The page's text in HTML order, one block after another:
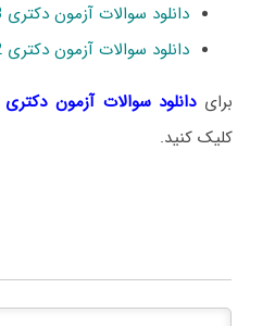
دانلود سوالات آزمون دکتری 1393 رشته مالی
دانلود سوالات آزمون دکتری 1392 رشته مالی
برایدانلود سوالات آزمون دکتری
کلیک کنید.